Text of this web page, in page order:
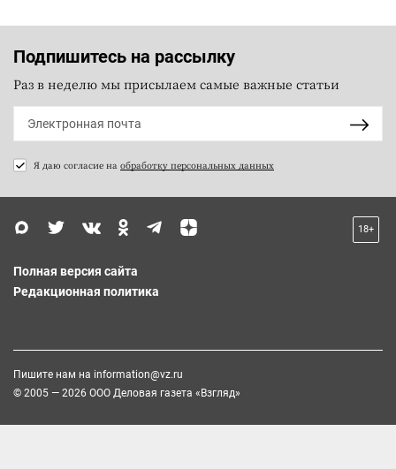
Подпишитесь на рассылку
Раз в неделю мы присылаем самые важные статьи
Я даю согласие на обработку персональных данных
18+
Полная версия сайта
Редакционная политика
Пишите нам на information@vz.ru
© 2005 — 2026 ООО Деловая газета «Взгляд»